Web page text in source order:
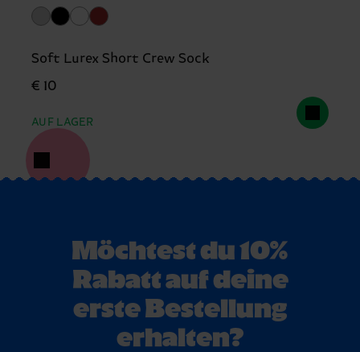
Soft Lurex Short Crew Sock
€ 10
AUF LAGER
Möchtest du 10%
Rabatt auf deine
erste Bestellung
erhalten?